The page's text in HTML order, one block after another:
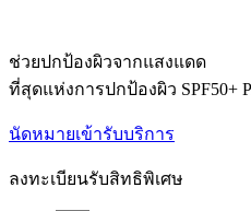
ช่วยปกป้องผิวจากแสงแดด
ที่สุดแห่งการปกป้องผิว SPF50+
นัดหมายเข้ารับบริการ
ลงทะเบียนรับสิทธิพิเศษ